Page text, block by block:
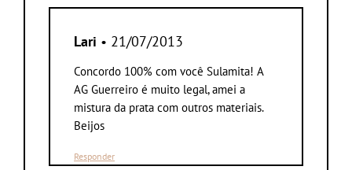
Lari • 21/07/2013
Concordo 100% com você Sulamita! A
AG Guerreiro é muito legal, amei a
mistura da prata com outros materiais.
Beijos
Responder